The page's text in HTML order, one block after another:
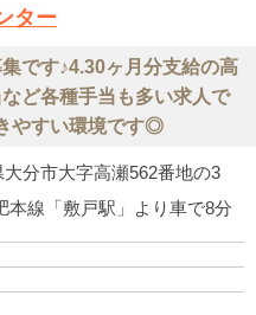
ター
です♪4.30ヶ月分支給の高
ど各種手当も多い求人で
やすい環境です◎
大分市大字高瀬562番地の3
本線「敷戸駅」より車で8分